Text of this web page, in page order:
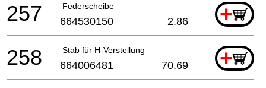
Federscheibe +
257 664530150 2.86
Stab für H-Verstellung +
258 664006481 70.69